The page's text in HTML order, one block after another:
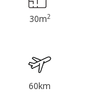
30m2
60km